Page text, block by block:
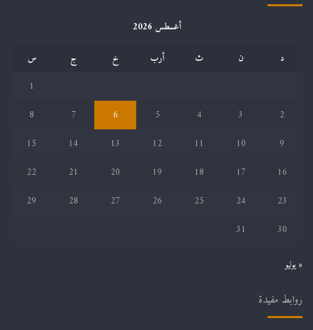
أغسطس 2026
د
ن ث أرب خ ج
س
1
2
3
4
5
6
7
8
9
10
11
12
13
14
15
16
17
18
19
20
21
22
23
24
25
26
27
28
29
30
31
« يوليو
روابط مفيدة